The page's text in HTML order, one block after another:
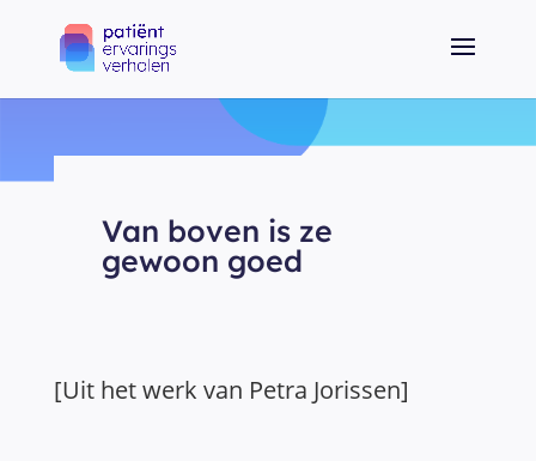
Van boven is ze
gewoon goed
[Uit het werk van Petra Jorissen]